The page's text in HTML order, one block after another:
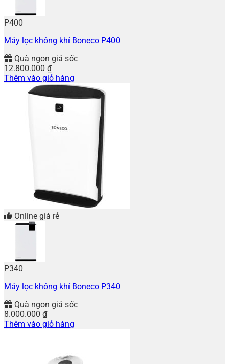
P400
Máy lọc không khí Boneco P400
Quà ngon giá sốc
12.800.000 ₫
Thêm vào giỏ hàng
Online giá rẻ
P340
Máy lọc không khí Boneco P340
Quà ngon giá sốc
8.000.000 ₫
Thêm vào giỏ hàng